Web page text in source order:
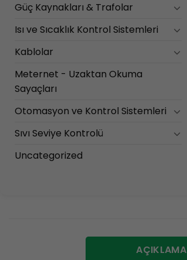
Güç Kaynakları & Trafolar
Isı ve Sıcaklık Kontrol Sistemleri
Kablolar
Meternet - Uzaktan Okuma
Sayaçları
Otomasyon ve Kontrol Sistemleri
Sıvı Seviye Kontrolü
Uncategorized
AÇIKLAMA